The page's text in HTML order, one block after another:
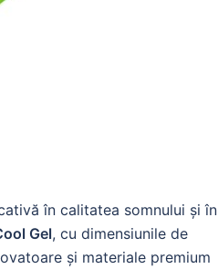
în calitatea somnului și în
Gel, cu dimensiunile de
și materiale premium